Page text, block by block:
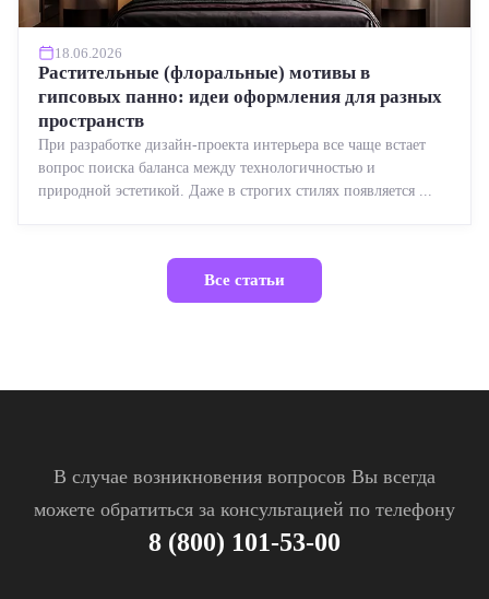
18.06.2026
Растительные (флоральные) мотивы в
гипсовых панно: идеи оформления для разных
пространств
При разработке дизайн-проекта интерьера все чаще встает
вопрос поиска баланса между технологичностью и
природной эстетикой. Даже в строгих стилях появляется ...
Все статьи
В случае возникновения вопросов Вы всегда
можете обратиться за консультацией по телефону
8 (800) 101-53-00